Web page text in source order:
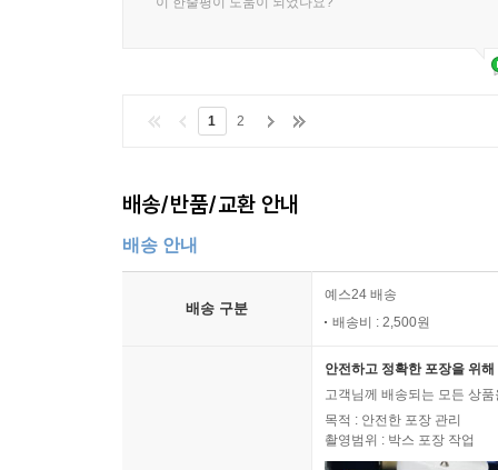
1 2
배송/반품/교환 안내
배송 안내
배송 구분
예스24 배송
배송비 : 2,500원
안전하고 정확한 포장을 위
고객님께 배송되는 모든 상
목적 : 안전한 포장 관리
촬영범위 : 박스 포장 작업